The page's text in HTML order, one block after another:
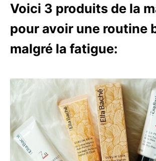
Voici 3 produits de la
pour avoir une routine
malgré la fatigue: